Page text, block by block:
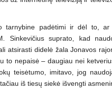
tarnybine padėtimi ir dėl to, ar
Sinkevičius suprato, kad
atsirasti didelė žala Jonavos
to nepaisė – daugiau nei
teisėtumo, imitavo, jog
iš tiesų siekė išvengti